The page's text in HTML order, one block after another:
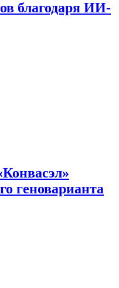
благодаря ИИ-
геноварианта